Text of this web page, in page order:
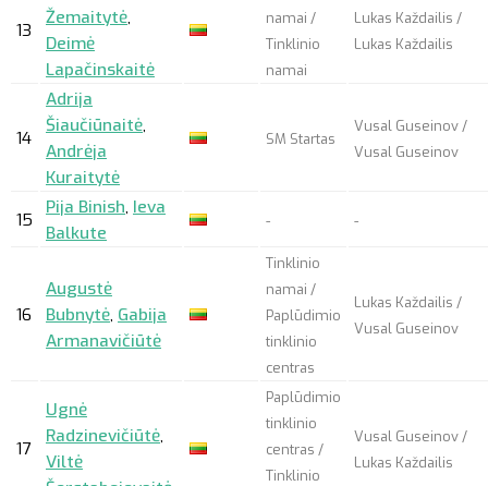
13
Žemaitytė,
Deimė
Lapačinskaitė
namai /
Tinklinio
namai
Lukas Každailis /
Lukas Každailis
14
Adrija
Šiaučiūnaitė,
Andrėja
Kuraitytė
SM Startas
Vusal Guseinov /
Vusal Guseinov
15
Pija Binish, Ieva
Balkute
- -
16
Augustė
Bubnytė, Gabija
Armanavičiūtė
Tinklinio
namai /
Paplūdimio
tinklinio
centras
Lukas Každailis /
Vusal Guseinov
17
Ugnė
Radzinevičiūtė,
Viltė
Paplūdimio
tinklinio
centras /
Tinklinio
Vusal Guseinov /
Lukas Každailis